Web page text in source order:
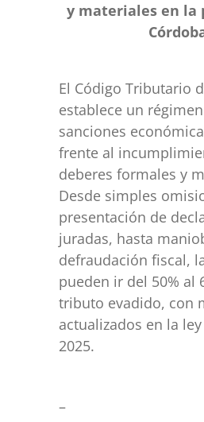
y materiales en la
El Código Tributario
establece un
sanciones
frente al
deberes formales y
Desde simples
presentación de
juradas, hasta
defraudación fiscal,
pueden ir del 50% al
tributo evadido, con
actualizados en la
2025.
–